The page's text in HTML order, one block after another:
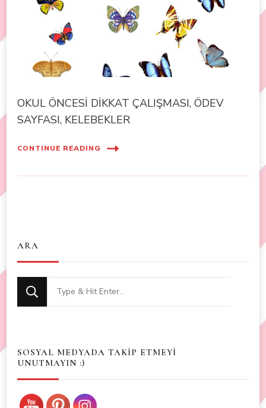
OKUL ÖNCESİ DİKKAT ÇALIŞMASI, ÖDEV
SAYFASI, KELEBEKLER
CONTINUE READING
ARA
Looking
for
SOSYAL MEDYADA TAKİP ETMEYİ
UNUTMAYIN :)